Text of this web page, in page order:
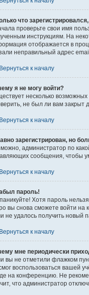
что
проверьте свои имя
инструкциям. На
отображается в
неправильный адрес
Вернуться к началу
я не могу войти?
несколько
не был ли вам закрыт
Вернуться к началу
зарегистрирован, но
администратор по
сообщения, чтобы
Вернуться к началу
пароль!
Хотя пароль
вы снова сможете войти на
не удалось получить новый
Вернуться к началу
мне периодически
вы не отметили флажком
воспользоваться вашей
на конференцию. Не
что администратор